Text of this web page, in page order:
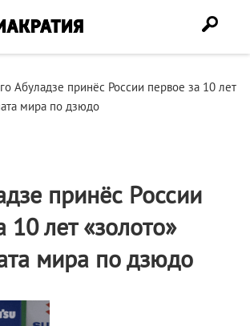
Абуладзе принёс России первое за 10 лет
мира по дзюдо
принёс России
10 лет «золото»
мира по дзюдо